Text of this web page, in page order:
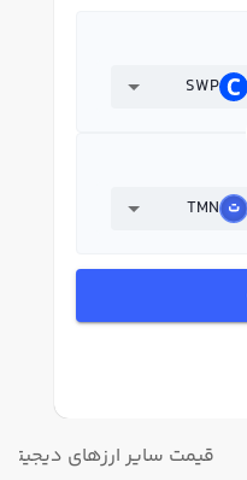
SWP
TMN
قیمت سایر ارزهای دیجیتال